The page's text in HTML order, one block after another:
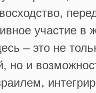
участие в
– это не
но и